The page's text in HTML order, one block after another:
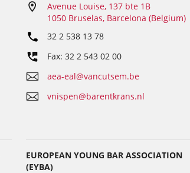
Avenue Louise, 137 bte 1B
1050 Bruselas, Barcelona (Belgium)
32 2 538 13 78
Fax: 32 2 543 02 00
aea-eal@vancutsem.be
vnispen@barentkrans.nl
EUROPEAN YOUNG BAR ASSOCIATION
(EYBA)